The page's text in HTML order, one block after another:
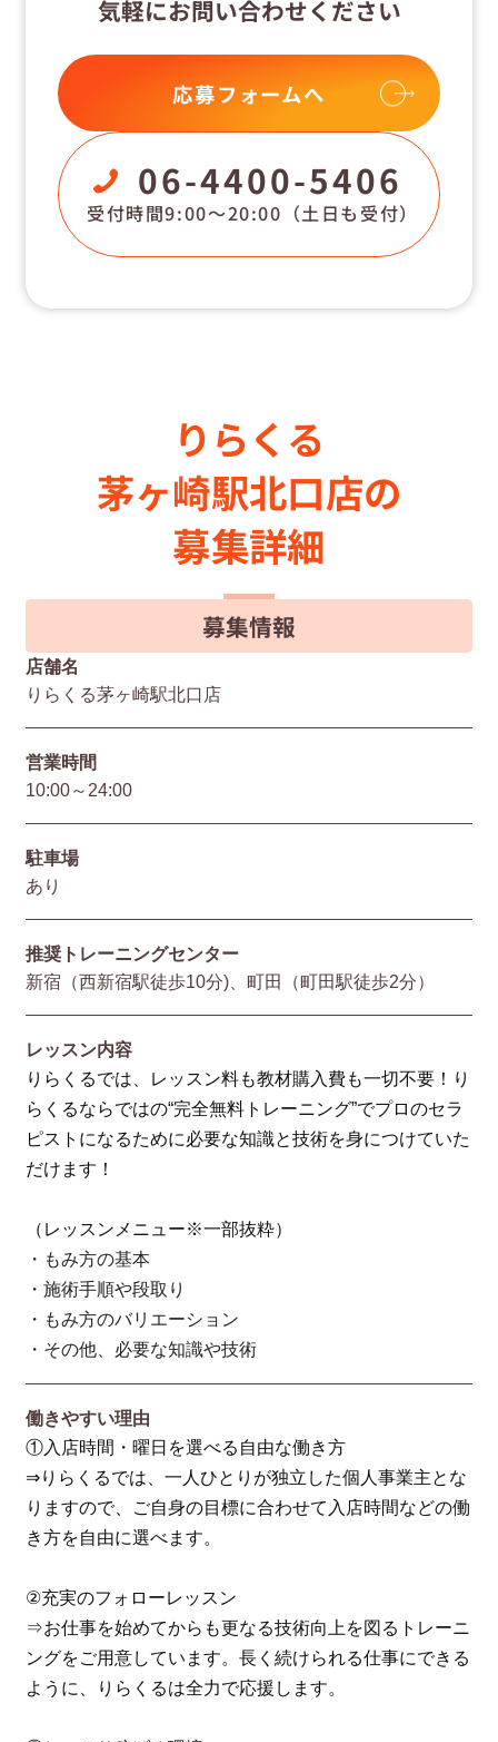
気軽にお問い合わせください
応募フォームへ
06-4400-5406
受付時間9:00〜20:00 （土日も受付）
りらくる
茅ヶ崎駅北口店の
募集詳細
募集情報
店舗名
りらくる茅ヶ崎駅北口店
営業時間
10:00～24:00
駐⾞場
あり
推奨トレーニングセンター
新宿（西新宿駅徒歩10分)、町田（町田駅徒歩2分）
レッスン内容
りらくるでは、レッスン料も教材購入費も一切不要！り
らくるならではの“完全無料トレーニング”でプロのセラ
ピストになるために必要な知識と技術を身につけていた
だけます！
（レッスンメニュー※一部抜粋）
・もみ方の基本
・施術手順や段取り
・もみ方のバリエーション
・その他、必要な知識や技術
働きやすい理由
①入店時間・曜日を選べる自由な働き方
⇒りらくるでは、一人ひとりが独立した個人事業主とな
りますので、ご自身の目標に合わせて入店時間などの働
き方を自由に選べます。
②充実のフォローレッスン
⇒お仕事を始めてからも更なる技術向上を図るトレーニ
ングをご用意しています。長く続けられる仕事にできる
ように、りらくるは全力で応援します。